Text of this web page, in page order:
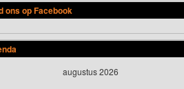
ons op Facebook
augustus 2026